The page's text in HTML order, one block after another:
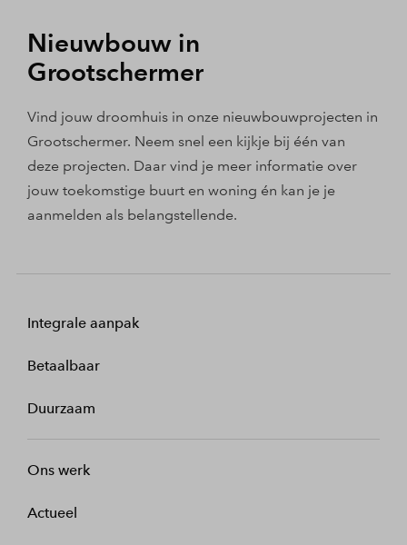
Nieuwbouw in
Grootschermer
Vind jouw droomhuis in onze nieuwbouwprojecten in
Grootschermer. Neem snel een kijkje bij één van
deze projecten. Daar vind je meer informatie over
jouw toekomstige buurt en woning én kan je je
aanmelden als belangstellende.
Integrale aanpak
Betaalbaar
Duurzaam
Ons werk
Actueel